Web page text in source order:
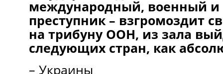
международный, военный и
преступник – взгромоздит
на трибуну ООН, из зала
следующих стран, как
– Украины